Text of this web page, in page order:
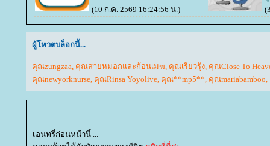
(10 ก.ค. 2569 16:24:56 น.)
ผู้โหวตบล็อกนี้...
คุณzungzaa, คุณสายหมอกและก้อนเมฆ, คุณเรียวรุ้ง, คุณClose To
คุณnewyorknurse, คุณRinsa Yoyolive, คุณ**mp5**, คุณmariabamboo,
เอนทรี่ก่อนหน้านี้ ...